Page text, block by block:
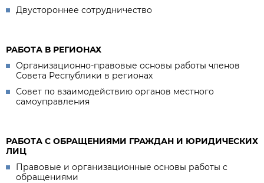
Двустороннее сотрудничество
РАБОТА В РЕГИОНАХ
Организационно-правовые основы работы членов
Совета Республики в регионах
Совет по взаимодействию органов местного
самоуправления
РАБОТА С ОБРАЩЕНИЯМИ ГРАЖДАН И ЮРИДИЧЕСКИХ
ЛИЦ
Правовые и организационные основы работы с
обращениями